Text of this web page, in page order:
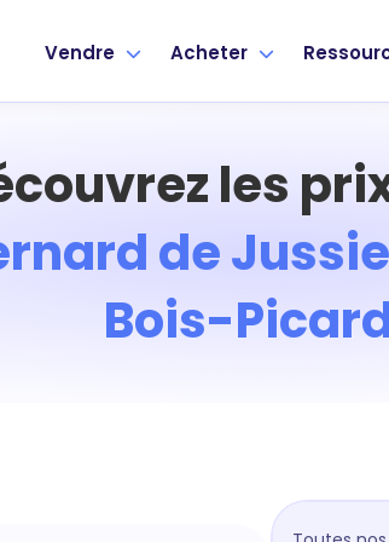
Vendre Acheter
les
de
Bois-